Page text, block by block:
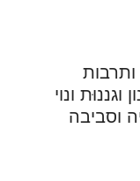
ותרבות
ונוי
וסביבה